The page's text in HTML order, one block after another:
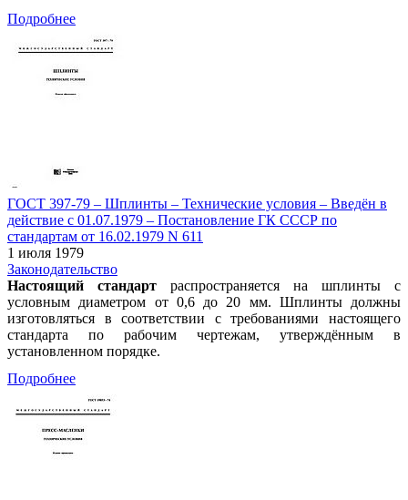
Подробнее
ГОСТ 397-79 – Шплинты – Технические условия – Введён в
действие c 01.07.1979 – Постановление ГК СССР по
стандартам от 16.02.1979 N 611
1 июля 1979
Законодательство
Настоящий стандарт распространяется на шплинты с
условным диаметром от 0,6 до 20 мм. Шплинты должны
изготовляться в соответствии с требованиями настоящего
стандарта по рабочим чертежам, утверждённым в
установленном порядке.
Подробнее